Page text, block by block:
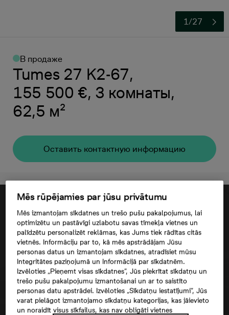
1/27
В продаже
Tumes 27 K2-67,
155 500 €, 3 комнаты,
62,5 м²
Oставить контактную информацию
Согласие третьего лица
Mēs rūpējamies par jūsu privātumu
Mēs izmantojam sīkdatnes un trešo pušu pakalpojumus, lai
optimizētu un pastāvīgi uzlabotu savas tīmekļa vietnes un
palīdzētu personalizēt reklāmas, kas Jums tiek rādītas citās
vietnēs. Informāciju par to, kā mēs apstrādājam Jūsu
personas datus un izmantojam sīkdatnes, atradīsiet mūsu
Integritātes paziņojumā un Informācijā par sīkdatnēm.
Izvēloties „Pieņemt visas sīkdatnes”, Jūs piekrītat sīkdatņu un
trešo pušu pakalpojumu izmantošanai un ar to saistīto
personas datu apstrādei. Izvēloties „Sīkdatņu iestatījumi”, Jūs
varat pielāgot izmantojamo sīkdatņu kategorijas, kas jāievieto
un noraidīt visus sīkfailus, kas nav obligāti vietnes